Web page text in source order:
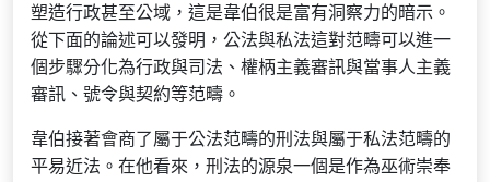
塑造行政甚至公域，這是韋伯很是富有洞察力的暗示。
從下面的論述可以發明，公法與私法這對范疇可以進一
個步驟分化為行政與司法、權柄主義審訊與當事人主義
審訊、號令與契約等范疇。
韋伯接著會商了屬于公法范疇的刑法與屬于私法范疇的
平易近法。在他看來，刑法的源泉一個是作為巫術崇奉